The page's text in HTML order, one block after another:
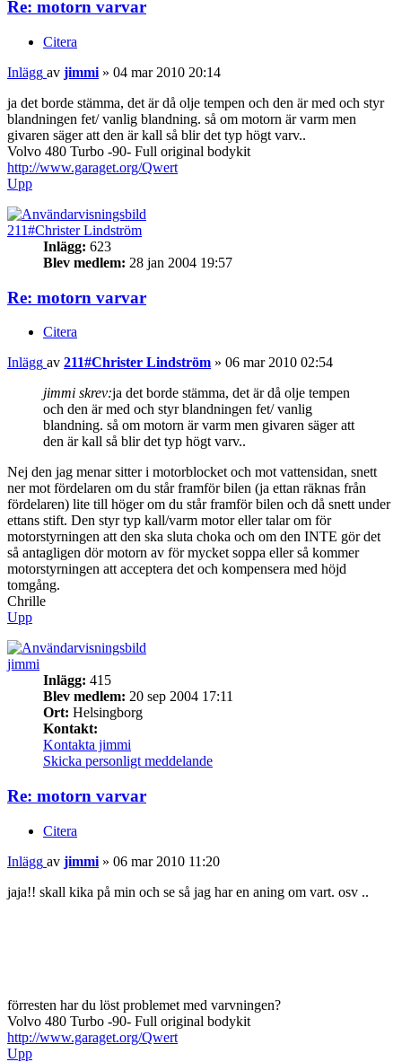
Re: motorn varvar
Citera
Inlägg av jimmi » 04 mar 2010 20:14
ja det borde stämma, det är då olje tempen och den är med och styr
blandningen fet/ vanlig blandning. så om motorn är varm men
givaren säger att den är kall så blir det typ högt varv..
Volvo 480 Turbo -90- Full original bodykit
http://www.garaget.org/Qwert
Upp
211#Christer Lindström
Inlägg: 623
Blev medlem: 28 jan 2004 19:57
Re: motorn varvar
Citera
Inlägg av 211#Christer Lindström » 06 mar 2010 02:54
jimmi skrev:ja det borde stämma, det är då olje tempen
och den är med och styr blandningen fet/ vanlig
blandning. så om motorn är varm men givaren säger att
den är kall så blir det typ högt varv..
Nej den jag menar sitter i motorblocket och mot vattensidan, snett
ner mot fördelaren om du står framför bilen (ja ettan räknas från
fördelaren) lite till höger om du står framför bilen och då snett under
ettans stift. Den styr typ kall/varm motor eller talar om för
motorstyrningen att den ska sluta choka och om den INTE gör det
så antagligen dör motorn av för mycket soppa eller så kommer
motorstyrningen att acceptera det och kompensera med höjd
tomgång.
Chrille
Upp
jimmi
Inlägg: 415
Blev medlem: 20 sep 2004 17:11
Ort: Helsingborg
Kontakt:
Kontakta jimmi
Skicka personligt meddelande
Re: motorn varvar
Citera
Inlägg av jimmi » 06 mar 2010 11:20
jaja!! skall kika på min och se så jag har en aning om vart. osv ..
förresten har du löst problemet med varvningen?
Volvo 480 Turbo -90- Full original bodykit
http://www.garaget.org/Qwert
Upp